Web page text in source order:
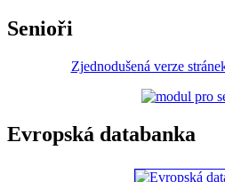
Senioři
Zjednodušená verze
Evropská databanka